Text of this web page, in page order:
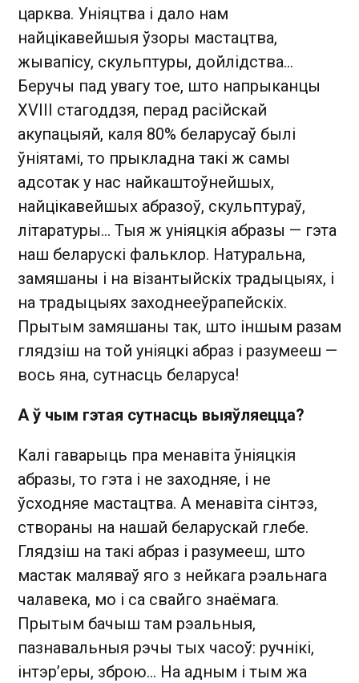
царква. Уніяцтва і дало нам
найцікавейшыя ўзоры мастацтва,
жывапісу, скульптуры, дойлідства…
Беручы пад увагу тое, што напрыканцы
XVIІІ стагоддзя, перад расійскай
акупацыяй, каля 80% беларусаў былі
ўніятамі, то прыкладна такі ж самы
адсотак у нас найкаштоўнейшых,
найцікавейшых абразоў, скульптураў,
літаратуры… Тыя ж уніяцкія абразы — гэта
наш беларускі фальклор. Натуральна,
замяшаны і на візантыйскіх традыцыях, і
на традыцыях заходнееўрапейскіх.
Прытым замяшаны так, што іншым разам
глядзіш на той уніяцкі абраз і разумееш —
вось яна, сутнасць беларуса!
А ў чым гэтая сутнасць выяўляецца?
Калі гаварыць пра менавіта ўніяцкія
абразы, то гэта і не заходняе, і не
ўсходняе мастацтва. А менавіта сінтэз,
створаны на нашай беларускай глебе.
Глядзіш на такі абраз і разумееш, што
мастак маляваў яго з нейкага рэальнага
чалавека, мо і са свайго знаёмага.
Прытым бачыш там рэальныя,
пазнавальныя рэчы тых часоў: ручнікі,
інтэр’еры, зброю… На адным і тым жа